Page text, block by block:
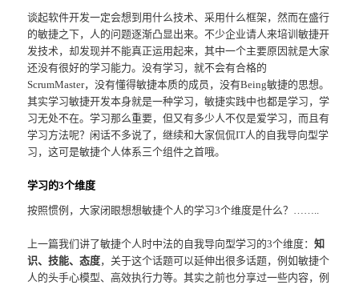
谈起软件开发一定会想到用什么技术、采用什么框架，然而在盛行
的敏捷之下，人的问题逐渐凸显出来。不少企业请人来培训敏捷开
发技术，却发现并不能真正运用起来，其中一个主要原因就是大家
还没有很好的学习能力。没有学习，就不会有合格的
ScrumMaster，没有懂得敏捷本质的成员，没有Being敏捷的思想。
其实学习敏捷开发本身就是一种学习，敏捷实践中也都是学习，学
习无处不在。学习那么重要，但又有多少人不仅是爱学习，而且有
学习方法呢？闲话不多说了，继续和大家侃侃IT人的自我导向型学
习，这可是敏捷个人体系三个组件之首哦。
学习的3个维度
按照惯例，大家闭眼想想敏捷个人的学习3个维度是什么？……..
上一篇我们讲了敏捷个人时中法的自我导向型学习的3个维度：知
识、技能、态度，关于这个话题可以延伸出很多话题，例如敏捷个
人的头手心模型、高效执行力等。其实之前也分享过一些内容，例